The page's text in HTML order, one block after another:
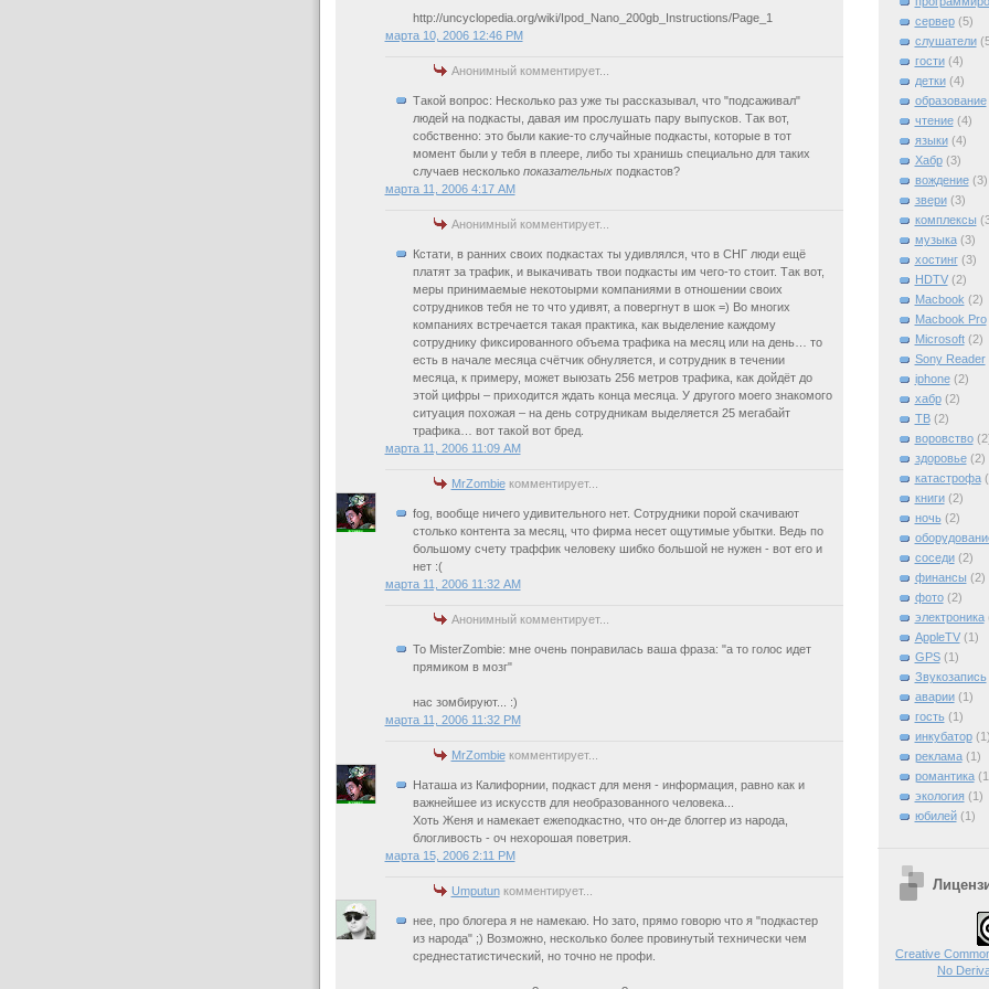
http://uncyclopedia.org/wiki/Ipod_Nano_200gb_Instructions/Page_1
марта 10, 2006 12:46 PM
Анонимный комментирует...
Такой вопрос: Несколько раз уже ты рассказывал, что "подсаживал"
людей на подкасты, давая им прослушать пару выпусков. Так вот,
собственно: это были какие-то случайные подкасты, которые в тот
момент были у тебя в плеере, либо ты хранишь специально для таких
случаев несколько показательныхподкастов?
марта 11, 2006 4:17 AM
Анонимный комментирует...
Кстати, в ранних своих подкастах ты удивлялся, что в СНГ люди ещё
платят за трафик, и выкачивать твои подкасты им чего-то стоит. Так вот,
меры принимаемые некотоырми компаниями в отношении своих
сотрудников тебя не то что удивят, а повергнут в шок =) Во многих
компаниях встречается такая практика, как выделение каждому
сотруднику фиксированного объема трафика на месяц или на день… то
есть в начале месяца счётчик обнуляется, и сотрудник в течении
месяца, к примеру, может выюзать 256 метров трафика, как дойдёт до
этой цифры – приходится ждать конца месяца. У другого моего знакомого
ситуация похожая – на день сотрудникам выделяется 25 мегабайт
трафика… вот такой вот бред.
марта 11, 2006 11:09 AM
MrZombieкомментирует...
fog, вообще ничего удивительного нет. Сотрудники порой скачивают
столько контента за месяц, что фирма несет ощутимые убытки. Ведь по
большому счету траффик человеку шибко большой не нужен - вот его и
нет :(
марта 11, 2006 11:32 AM
Анонимный комментирует...
To MisterZombie: мне очень понравилась ваша фраза: "а то голос идет
прямиком в мозг"
нас зомбируют... :)
марта 11, 2006 11:32 PM
MrZombieкомментирует...
Наташа из Калифорнии, подкаст для меня - информация, равно как и
важнейшее из искусств для необразованного человека...
Хоть Женя и намекает ежеподкастно, что он-де блоггер из народа,
блогливость - оч нехорошая поветрия.
марта 15, 2006 2:11 PM
Umputunкомментирует...
нее, про блогера я не намекаю. Но зато, прямо говорю что я "подкастер
из народа" ;) Возможно, несколько более провинутый технически чем
среднестатистический, но точно не профи.
сервер (5)
слушатели
гости (4)
детки (4)
образование
чтение (4)
языки (4)
Хабр (3)
вождение (3)
звери (3)
комплексы
музыка (3)
хостинг (3)
HDTV (2)
Macbook (2)
Macbook Pro
Microsoft (2)
Sony Reader
iphone (2)
xабр (2)
ТВ (2)
воровство
здоровье (2)
катастрофа
книги (2)
ночь (2)
соседи (2)
финансы (2)
фото (2)
электроника
AppleTV (1)
GPS (1)
Звукозапись
аварии (1)
гость (1)
инкубатор (1)
реклама (1)
романтика
экология (1)
юбилей (1)
Creative
No